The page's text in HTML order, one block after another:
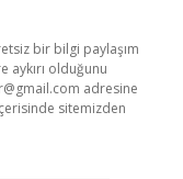
bir bilgi paylaşım
aykırı olduğunu
adresine
sitemizden